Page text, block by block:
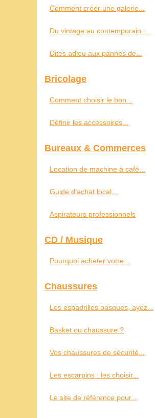
Comment créer une galerie...
Du vintage au contemporain :...
Dites adieu aux pannes de...
Bricolage
Comment choisir le bon...
Définir les accessoires...
Bureaux & Commerces
Location de machine à café...
Guide d'achat local...
Aspirateurs professionnels
CD / Musique
Pourquoi acheter votre...
Chaussures
Les espadrilles basques, ayez...
Basket ou chaussure ?
Vos chaussures de sécurité...
Les escarpins : les choisir...
Le site de référence pour...